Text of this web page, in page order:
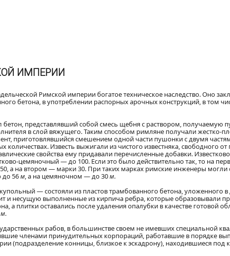
ИМПЕРИИ
Римской империи богатое техническое наследство. Оно
бетона, в употреблении распорных арочных конструкций, в том
представлявший собой смесь щебня с раствором, получаемую
в слой вяжущего. Таким способом римляне получали жестко-
приготовлявшийся смешением одной части пушонки с двумя
Известь выжигали из чистого известняка, свободного
свойства ему придавали перечисленные добавки.
цемяночный — до 100. Если это было действительно так, то на
а на втором — марки 30. При таких марках римские инженеры могли
до 56м, а на цемяночном — до 30м.
— состояли из пластов трамбованного бетона, уложенного
и несущую выполненные из кирпича ребра, которые образовывали
а плитки оставались после удаления опалубки в качестве
м.
рабов, в большинстве своем не имевших специальной
членами принудительных корпораций, работавшие в порядке
(подразделение конницы, близкое к эскадрону), находившиеся